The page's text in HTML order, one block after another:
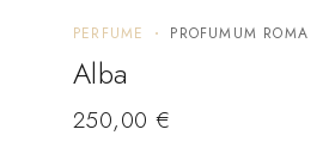
330,00 €
PERFUME PROFUMUM ROMA
Alba
250,00 €